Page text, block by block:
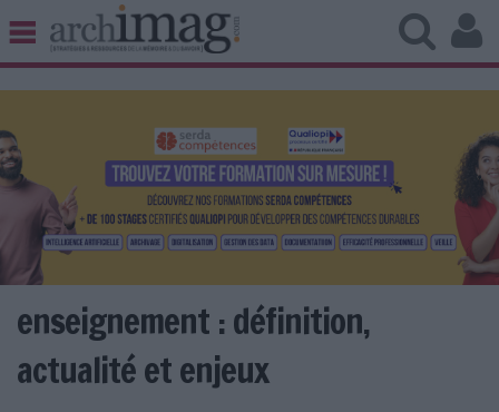
BIBLIOTHÈQUE ÉDITION
UNIVERS DATA
TRAVAIL COLLABORATIF
VIE NUMÉRIQUE
NUMÉRIQUE RESPONSABLE
enseignement : définition,
actualité et enjeux